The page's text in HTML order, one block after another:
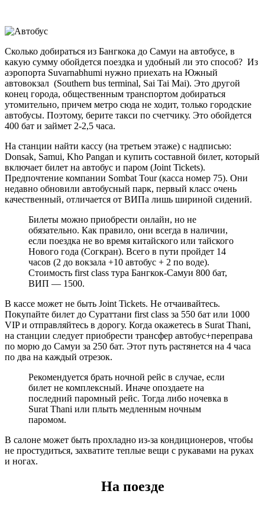
Сколько добираться из Бангкока до Самуи на автобусе, в
какую сумму обойдется поездка и удобный ли это способ? Из
аэропорта Suvarnabhumi нужно приехать на Южный
автовокзал (Southern bus terminal, Sai Tai Mai). Это другой
конец города, общественным транспортом добираться
утомительно, причем метро сюда не ходит, только городские
автобусы. Поэтому, берите такси по счетчику. Это обойдется
400 бат и займет 2-2,5 часа.
На станции найти кассу (на третьем этаже) с надписью:
Donsak, Samui, Kho Pangan и купить составной билет, который
включает билет на автобус и паром (Joint Tickets).
Предпочтение компании Sombat Tour (касса номер 75). Они
недавно обновили автобусный парк, первый класс очень
качественный, отличается от ВИПа лишь шириной сидений.
Билеты можно приобрести онлайн, но не
обязательно. Как правило, они всегда в наличии,
если поездка не во время китайского или тайского
Нового года (Согкран). Всего в пути пройдет 14
часов (2 до вокзала +10 автобус + 2 по воде).
Стоимость first class тура Бангкок-Самуи 800 бат,
ВИП — 1500.
В кассе может не быть Joint Tickets. Не отчаивайтесь.
Покупайте билет до Сураттани first class за 550 бат или 1000
VIP и отправляйтесь в дорогу. Когда окажетесь в Surat Thani,
на станции следует приобрести трансфер автобус+переправа
по морю до Самуи за 250 бат. Этот путь растянется на 4 часа
по два на каждый отрезок.
Рекомендуется брать ночной рейс в случае, если
билет не комплексный. Иначе опоздаете на
последний паромный рейс. Тогда либо ночевка в
Surat Thani или плыть медленным ночным
паромом.
В салоне может быть прохладно из-за кондиционеров, чтобы
не простудиться, захватите теплые вещи с рукавами на руках
и ногах.
На поезде